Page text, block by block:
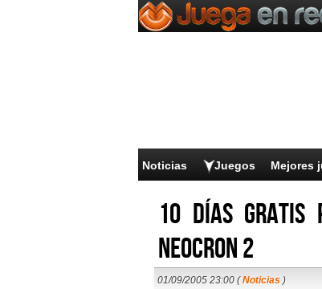
Noticias Juegos Mejores
10 días gratis
Neocron 2
01/09/2005 23:00 (Noticias )